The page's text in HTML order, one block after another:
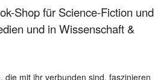
Shop für Science-Fiction und
und in Wissenschaft &
die mit ihr verbunden sind, faszinieren